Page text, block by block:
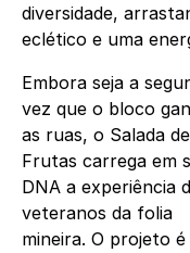
diversidade,
eclético e uma
Embora seja a
vez que o bloco
as ruas, o Salada de
Frutas carrega em
DNA a experiência
veteranos da folia
mineira. O projeto é